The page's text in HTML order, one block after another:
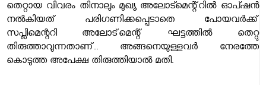
തെറ്റായ വിവരം തിനാലും മുഖ്യ അലോട്മെന്റ്‌റില്‍ ഓപ്ഷന്‍
നല്‍കിയത് പരി​ഗണിക്കപ്പെടാതെ പോയവര്‍ക്ക്
സപ്ലിമെന്ററി അലോട്‌മെന്റ് ഘട്ടത്തില്‍ തെറ്റു
തിരുത്താവുന്നതാണ്.. അങ്ങനെയുള്ളവര്‍ നേരത്തേ
കൊടുത്ത അപേക്ഷ തിരുത്തിയാല്‍ മതി.